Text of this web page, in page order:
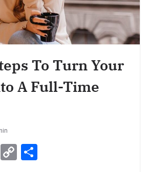
To Turn Your
A Full-Time
X
C